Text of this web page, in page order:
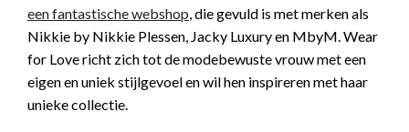
een fantastische webshop, die gevuld is met merken als
Nikkie by Nikkie Plessen, Jacky Luxury en MbyM. Wear
for Love richt zich tot de modebewuste vrouw met een
eigen en uniek stijlgevoel en wil hen inspireren met haar
unieke collectie.